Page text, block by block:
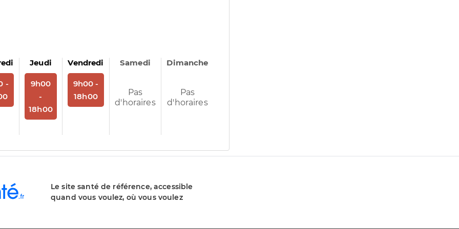
vous
-
Jeudi
Sur rendez-vous
9h00
-
18h00
Vendredi
Sur rendez-vous
9h00 -
18h00
Samedi
Pas
d'horaires
Dimanche
Pas
d'horaires
Le site santé de référence, accessible
quand vous voulez, où vous voulez